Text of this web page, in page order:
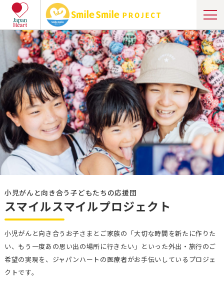
小児がんと向き合う子どもたちの応援団
スマイルスマイルプロジェクト
小児がんと向き合うお子さまとご家族の「大切な時間を新たに作りた
い、もう一度あの思い出の場所に行きたい」といった外出・旅行のご
希望の実現を、ジャパンハートの医療者がお手伝いしているプロジェ
クトです。